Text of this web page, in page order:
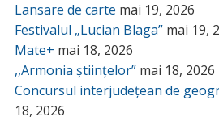
Lansare de carte mai 19, 2026
Festivalul „Lucian Blaga” mai 19,
Mate+ mai 18, 2026
,,Armonia științelor” mai 18, 2026
Concursul interjudețean de
18, 2026